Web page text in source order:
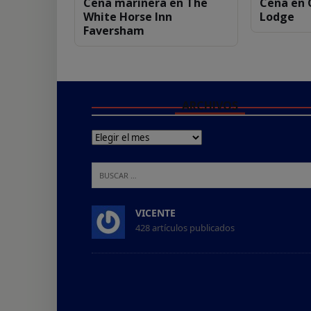
White Horse Inn
Faversham
Lodge
ARCHIVOS
VICENTE
428 artículos publicados